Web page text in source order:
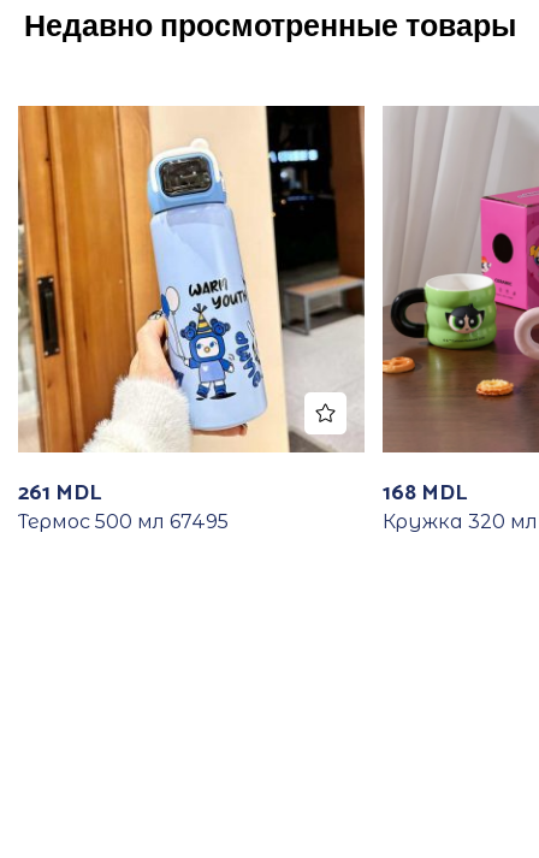
Недавно просмотренные товары
261 MDL
Термос 500 мл 67495
168 MDL
Кружка 320 мл